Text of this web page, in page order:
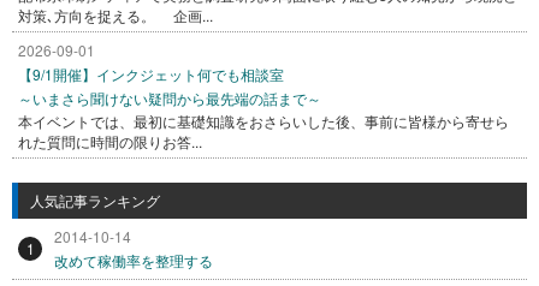
対策､方向を捉える。 企画...
2026-09-01
【9/1開催】インクジェット何でも相談室
～いまさら聞けない疑問から最先端の話まで～
本イベントでは、最初に基礎知識をおさらいした後、事前に皆様から寄せら
れた質問に時間の限りお答...
人気記事ランキング
1
2014-10-14
改めて稼働率を整理する